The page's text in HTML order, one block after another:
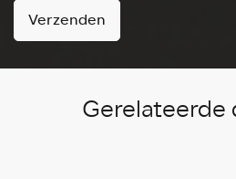
Verzenden
Gerelateerde